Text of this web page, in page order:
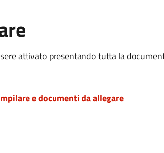
attivato presentando tutta la
e documenti da allegare